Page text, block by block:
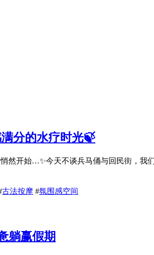
分的水疗时光🍃
开始…✨今天不谈兵马俑与回民街，我
古法按摩 #氛围感空间
躺赢假期